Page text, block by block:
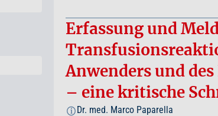
Erfassung und
Anwenders und
– eine kritische
i Dr. med. Marco Paparella